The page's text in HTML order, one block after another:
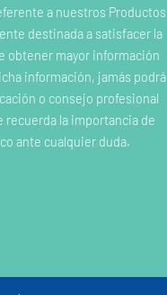
a nuestros Productos
destinada a satisfacer la
obtener mayor información
información, jamás podrá
o consejo profesional
recuerda la importancia de
ante cualquier duda.